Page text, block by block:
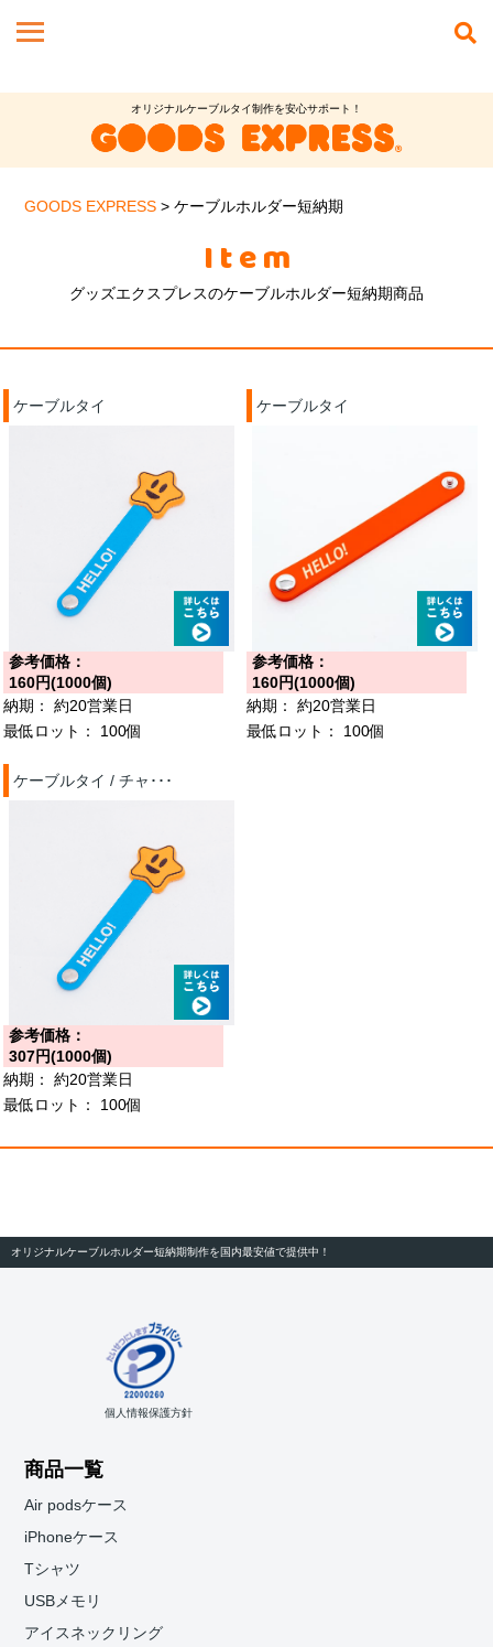
オリジナルケーブルタイ制作を安心サポート！
GOODS EXPRESS >ケーブルホルダー短納期
Item
グッズエクスプレスのケーブルホルダー短納期商品
ケーブルタイ
参考価格：
160円(1000個)
納期：
約20営業日
最低ロット：
100個
ケーブルタイ
参考価格：
160円(1000個)
納期：
約20営業日
最低ロット：
100個
ケーブルタイ / チャ･･･
参考価格：
307円(1000個)
納期：
約20営業日
最低ロット：
100個
オリジナルケーブルホルダー短納期制作を国内最安値で提供中！
個人情報保護方針
商品一覧
Air podsケース
iPhoneケース
Tシャツ
USBメモリ
アイスネックリング